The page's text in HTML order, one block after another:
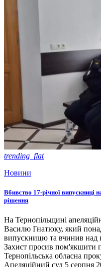
trending_flat
Новини
Вбивство 17-річної випускниці
рішення
На Тернопільщині
Василю Гнатюку, який
випускницю та вчинив над
Захист просив пом'якшити
Тернопільська обласна
Апеляційний суд 5 серпня